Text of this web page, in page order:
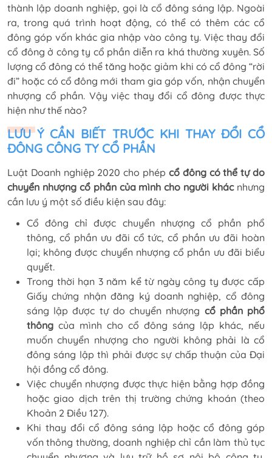
thành lập doanh nghiệp, gọi là cổ đông sáng lập. Ngoài
ra, trong quá trình hoạt động, có thể có thêm các cổ
đông góp vốn khác gia nhập vào công ty. Việc thay đổi
cổ đông ở công ty cổ phần diễn ra khá thường xuyên. Số
lượng cổ đông có thể tăng hoặc giảm khi có cổ đông “rời
đi” hoặc có cổ đông mới tham gia góp vốn, nhận chuyển
nhượng cổ phần. Vậy việc thay đổi cổ đông được thực
hiện như thế nào?
LƯU Ý CẦN BIẾT TRƯỚC KHI THAY ĐỔI CỔ
ĐÔNG CÔNG TY CỔ PHẦN
Luật Doanh nghiệp 2020 cho phép cổ đông có thể tự do
chuyển nhượng cổ phần của mình cho người khácnhưng
cần lưu ý một số điều kiện sau đây:
Cổ đông chỉ được chuyển nhượng cổ phần phổ
thông, cổ phần ưu đãi cổ tức, cổ phần ưu đãi hoàn
lại; không được chuyển nhượng cổ phần ưu đãi biểu
quyết.
Trong thời hạn 3 năm kể từ ngày công ty được cấp
Giấy chứng nhận đăng ký doanh nghiệp, cổ đông
sáng lập được tự do chuyển nhượng cổ phần phổ
thông của mình cho cổ đông sáng lập khác, nếu
muốn chuyển nhượng cho người không phải là cổ
đông sáng lập thì phải được sự chấp thuận của Đại
hội đồng cổ đông.
Việc chuyển nhượng được thực hiện bằng hợp đồng
hoặc giao dịch trên thị trường chứng khoán (theo
Khoản 2 Điều 127).
Khi thay đổi cổ đông sáng lập hoặc cổ đông góp
vốn thông thường, doanh nghiệp chỉ cần làm thủ tục